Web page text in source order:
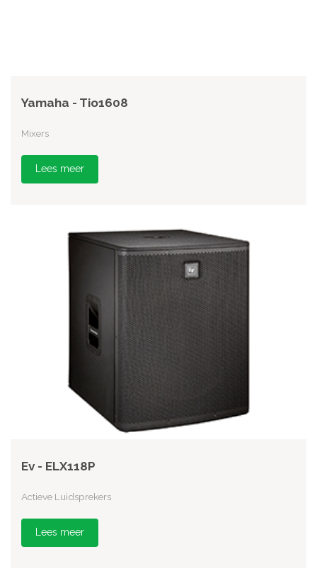
Yamaha - Tio1608
Mixers
Lees meer
Ev - ELX118P
Actieve Luidsprekers
Lees meer